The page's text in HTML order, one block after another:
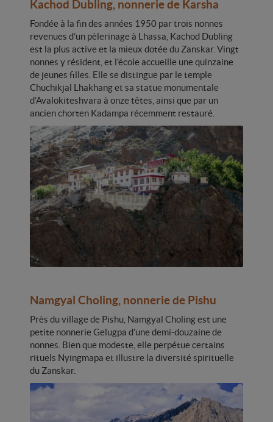
Kachod Dubling, nonnerie de Karsha
Fondée à la fin des années 1950 par trois nonnes
revenues d’un pèlerinage à Lhassa, Kachod Dubling
est la plus active et la mieux dotée du Zanskar. Vingt
nonnes y résident, et l’école accueille une quinzaine
de jeunes filles. Elle se distingue par le temple
Chuchikjal Lhakhang et sa statue monumentale
d’Avalokiteshvara à onze têtes, ainsi que par un
ancien chorten Kadampa récemment restauré.
Namgyal Choling, nonnerie de Pishu
Près du village de Pishu, Namgyal Choling est une
petite nonnerie Gelugpa d’une demi-douzaine de
nonnes. Bien que modeste, elle perpétue certains
rituels Nyingmapa et illustre la diversité spirituelle
du Zanskar.